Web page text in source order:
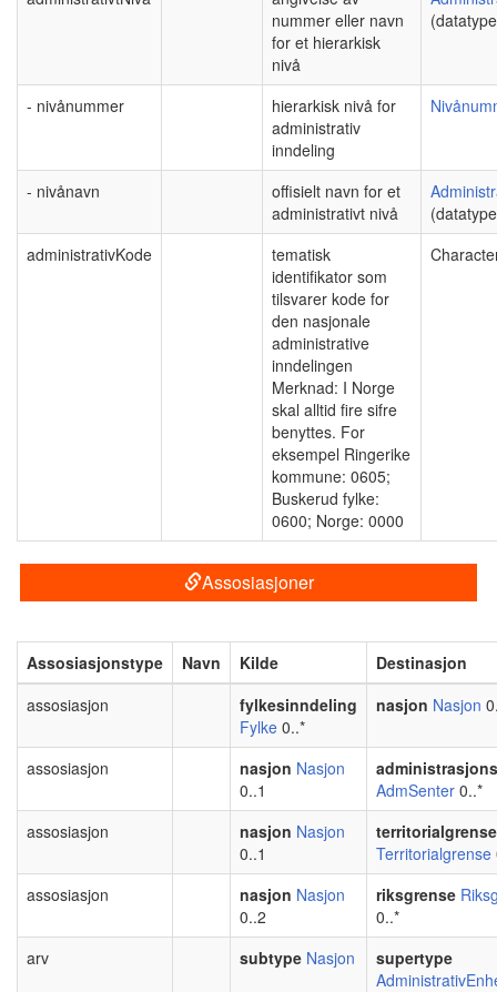
nummer eller navn
for et hierarkisk
nivå
- nivånummer
hierarkisk nivå for
administrativ
inndeling
- nivånavn
offisielt navn for et
administrativt nivå
administrativKode
tematisk
identifikator som
tilsvarer kode for
den nasjonale
administrative
inndelingen
Merknad: I Norge
skal alltid fire sifre
benyttes. For
eksempel Ringerike
kommune: 0605;
Buskerud fylke:
0600; Norge: 0000
Assosiasjoner
Assosiasjonstype Navn Kilde
Destinasjon
assosiasjon
fylkesinndeling
Fylke 0..*
nasjon Nasjon
assosiasjon nasjon Nasjon
0..1
AdmSenter 0..*
assosiasjon
nasjon Nasjon
0..1
territorialgrense
Territorialgrense
assosiasjon
nasjon Nasjon
0..2
riksgrense
0..*
arv
subtype Nasjon
supertype